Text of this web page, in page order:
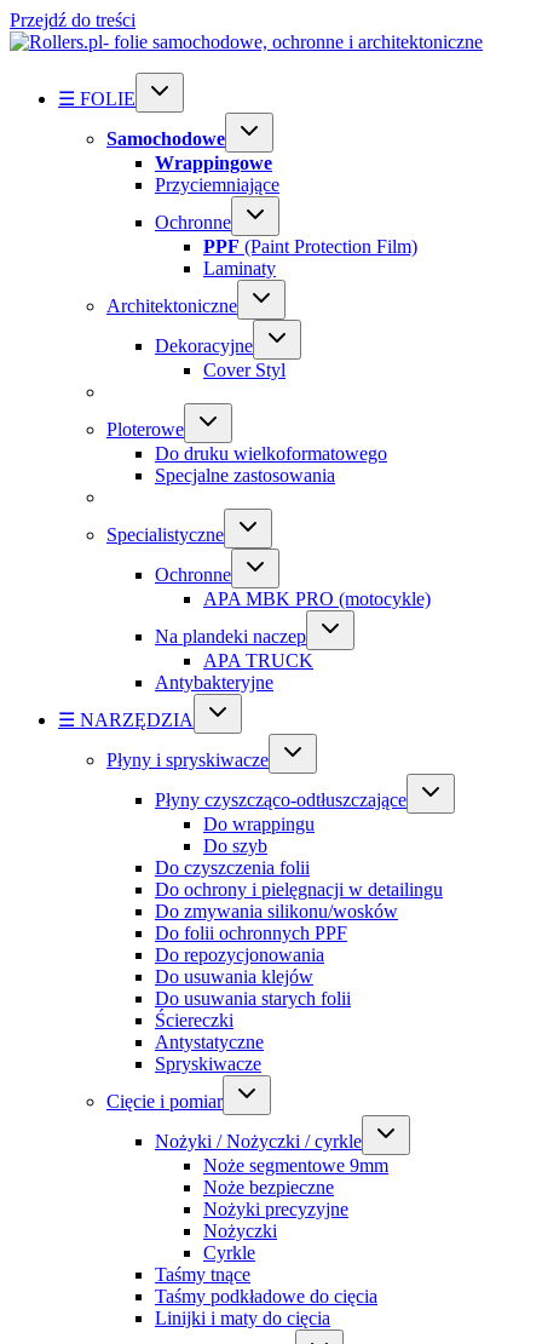
Przejdź do treści
☰ FOLIE
Samochodowe
Wrappingowe
Przyciemniające
Ochronne
PPF (Paint Protection Film)
Laminaty
Architektoniczne
Dekoracyjne
Cover Styl
Ploterowe
Do druku wielkoformatowego
Specjalne zastosowania
Specialistyczne
Ochronne
APA MBK PRO (motocykle)
Na plandeki naczep
APA TRUCK
Antybakteryjne
☰ NARZĘDZIA
Płyny i spryskiwacze
Płyny czyszcząco-odtłuszczające
Do wrappingu
Do szyb
Do czyszczenia folii
Do ochrony i pielęgnacji w detailingu
Do zmywania silikonu/wosków
Do folii ochronnych PPF
Do repozycjonowania
Do usuwania klejów
Do usuwania starych folii
Ściereczki
Antystatyczne
Spryskiwacze
Cięcie i pomiar
Nożyki / Nożyczki / cyrkle
Noże segmentowe 9mm
Noże bezpieczne
Nożyki precyzyjne
Nożyczki
Cyrkle
Taśmy tnące
Taśmy podkładowe do cięcia
Linijki i maty do cięcia